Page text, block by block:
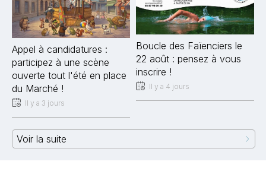
Appel à candidatures :
participez à une scène
ouverte tout l'été en place
du Marché !
Il y a 3 jours
Boucle des Faïenciers le
22 août : pensez à vous
inscrire !
Il y a 4 jours
Voir la suite